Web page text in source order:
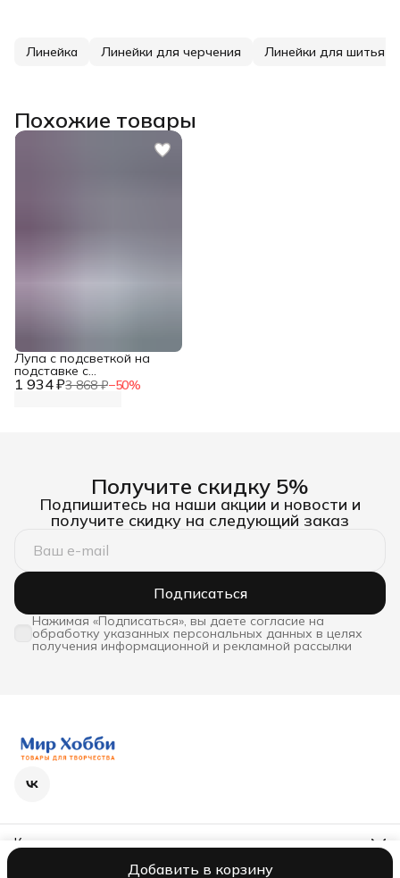
Добавить в корзину
Линейка Линейки для черчения Линейки для шитья
Похожие товары
1 934 ₽3 868 ₽−50%
Лупа с подсветкой на
подставке с
измерительной шкалой,
Получите скидку 5%
Подпишитесь на наши акции и новости и
получите скидку на следующий заказ
Подписаться
Нажимая «Подписаться», вы даете согласие на
обработку указанных персональных данных в целях
получения информационной и рекламной рассылки
Контакты